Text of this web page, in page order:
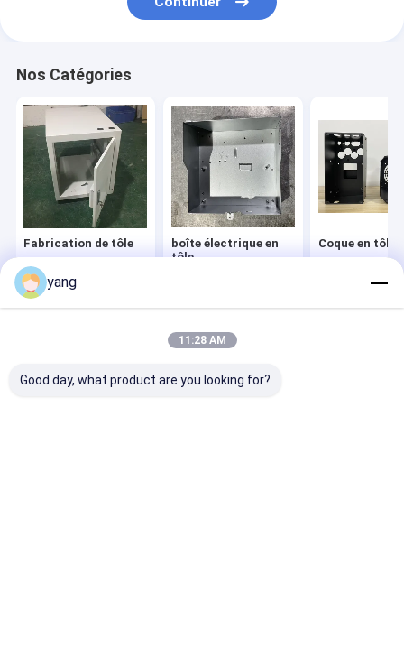
Nos Catégories
Fabrication de tôle
boîte électrique en
tôle
Coque en tôle
Plan du site
Privacy Policy
Huizhou Youngful Technology Co., Ltd. All Rights Reserved.
yang
11:28 AM
Good day, what product are you looking for?